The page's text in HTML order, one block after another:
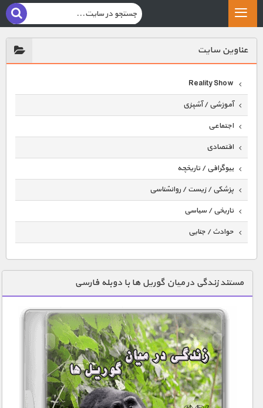
عناوين سايت
Reality Show
آموزشی / آشپزی
اجتماعی
اقتصادی
بیوگرافی / تاریخچه
پزشکی / زیست / روانشناسی
تاریخی / سیاسی
حوادث / جنایی
دنیای خوراکی ها
زمین شناسی / محیط زیست
سازه/ معماری/ مهندسی
سرگرمی
شناخت کودکان
طبیعت
علم و فناوری
مستند زندگی در میان گوریل ها با دوبله فارسی